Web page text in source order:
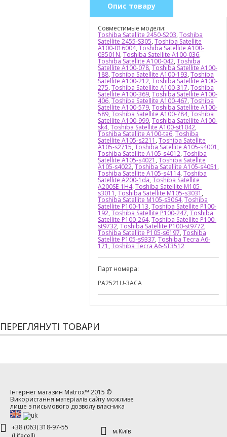
Опис товару
Совместимые модели:
Toshiba Satellite 2450-S203, Toshiba
Satellite 2455-S305, Toshiba Satellite
A100-016004, Toshiba Satellite A100-
03501N, Toshiba Satellite A100-036,
Toshiba Satellite A100-042, Toshiba
Satellite A100-078, Toshiba Satellite A100-
188, Toshiba Satellite A100-193, Toshiba
Satellite A100-212, Toshiba Satellite A100-
275, Toshiba Satellite A100-317, Toshiba
Satellite A100-369, Toshiba Satellite A100-
406, Toshiba Satellite A100-467, Toshiba
Satellite A100-579, Toshiba Satellite A100-
589, Toshiba Satellite A100-784, Toshiba
Satellite A100-999, Toshiba Satellite A100-
sk4, Toshiba Satellite A100-st1042,
Toshiba Satellite A100-ta6, Toshiba
Satellite A105-s2211 , Toshiba Satellite
A105-s2715, Toshiba Satellite A105-s4001 ,
Toshiba Satellite A105-s4012, Toshiba
Satellite A105-s4021 , Toshiba Satellite
A105-s4022, Toshiba Satellite A105-s4051 ,
Toshiba Satellite A105-s4114, Toshiba
Satellite A200-1da, Toshiba Satellite
A200SE-1H4, Toshiba Satellite M105-
s3011 , Toshiba Satellite M105-s3031 ,
Toshiba Satellite M105-s3064, Toshiba
Satellite P100-113, Toshiba Satellite P100-
192, Toshiba Satellite P100-247, Toshiba
Satellite P100-264, Toshiba Satellite P100-
st9732, Toshiba Satellite P100-st9772,
Toshiba Satellite P105-s6197, Toshiba
Satellite P105-s9337, Toshiba Tecra A6-
171 , Toshiba Tecra A6-ST3512
Парт номера:
PA2521U-3ACA
ПЕРЕГЛЯНУТІ ТОВАРИ
Інтернет магазин Matrox™ 2015 ©
Використання матеріалів сайту можливе
лише з письмового дозволу власника
+38 (063) 318-97-55
м.Київ